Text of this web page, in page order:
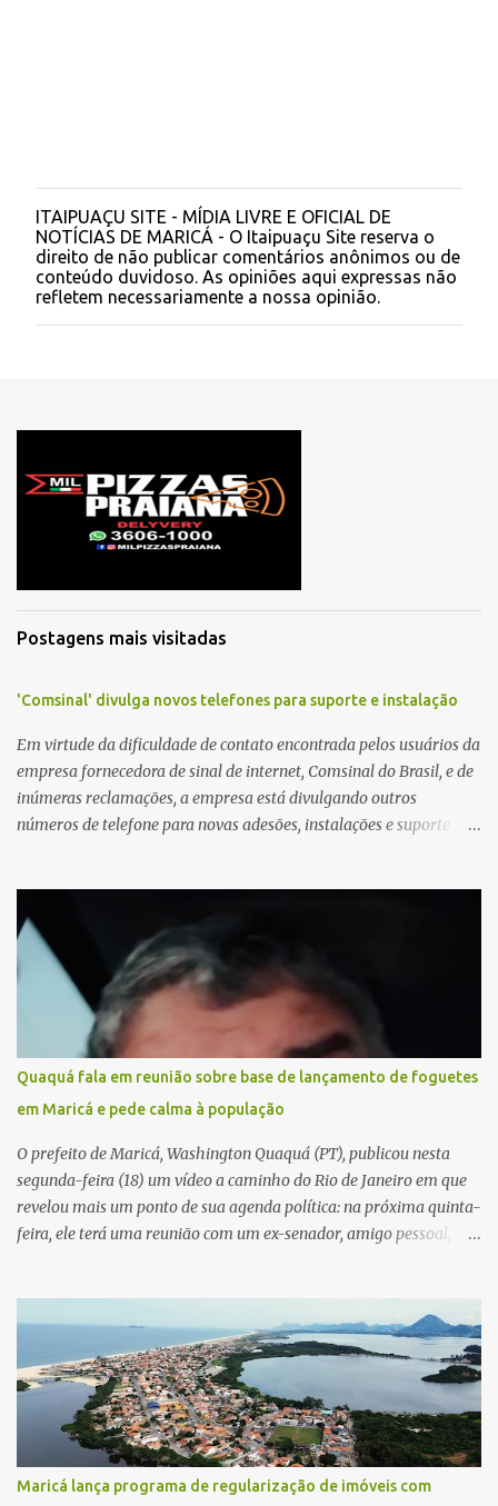
P
o
s
t
a
r
t
ITAIPUAÇU SITE - MÍDIA LIVRE E OFICIAL DE
NOTÍCIAS DE MARICÁ - O Itaipuaçu Site reserva o
direito de não publicar comentários anônimos ou de
conteúdo duvidoso. As opiniões aqui expressas não
refletem necessariamente a nossa opinião.
Postagens mais visitadas
'Comsinal' divulga novos telefones para suporte e instalação
Em virtude da dificuldade de contato encontrada pelos usuários da
empresa fornecedora de sinal de internet, Comsinal do Brasil, e de
inúmeras reclamações, a empresa está divulgando outros
números de telefone para novas adesões, instalações e suporte
Quaquá fala em reunião sobre base de lançamento de foguetes
em Maricá e pede calma à população
O prefeito de Maricá, Washington Quaquá (PT), publicou nesta
segunda-feira (18) um vídeo a caminho do Rio de Janeiro em que
revelou mais um ponto de sua agenda política: na próxima quinta-
feira, ele terá uma reunião com um ex-senador, amigo pessoal,
atenção pela ousadia do projeto, que colocaria Maricá em um
novo patamar de visibilidade tecnológica e estratégica. Segundo
Quaquá, a conversa será o início de um debate maior sobre a
viabilidade dessa estrutura na cidade. Durante o vídeo, o prefeito
também respondeu às críticas que vem recebendo. Segundo ele,
muitas pessoas estão dizendo que promete muito, mas não estaria
entregando resultados imediatos. Quaquá pediu paciência e
garantiu que os frutos começarão a aparecer em breve. “O pessoal
Maricá lança programa de regularização de imóveis com